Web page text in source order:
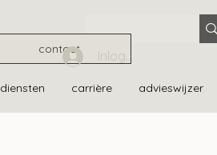
contact
diensten carrière advieswijzer
Inloggen